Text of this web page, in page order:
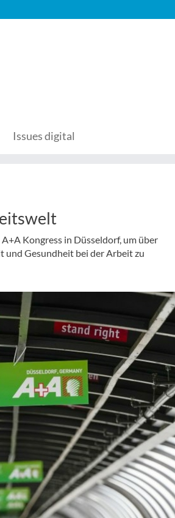
Issues digital
Kongress in Düsseldorf, um über
und Gesundheit bei der Arbeit zu